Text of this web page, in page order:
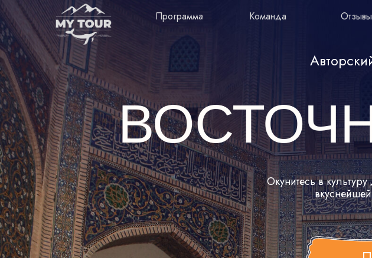
Программа Команда Отзывы
Программа Команда Отзывы
Окунитесь в